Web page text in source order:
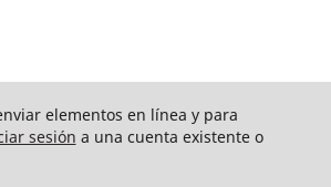
elementos en línea y para
sesión a una cuenta existente o